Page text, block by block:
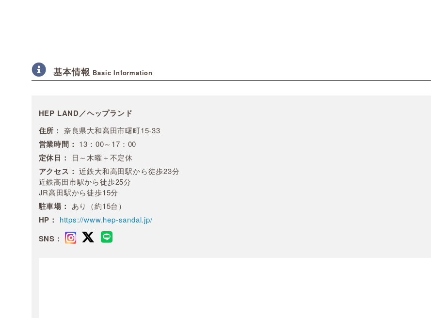
基本情報 Basic Information
HEP LAND／ヘップランド
住所： 奈良県大和高田市曙町15-33
営業時間： 13：00～17：00
定休日： 日～木曜＋不定休
アクセス： 近鉄大和高田駅から徒歩23分
近鉄高田市駅から徒歩25分
JR高田駅から徒歩15分
駐車場： あり（約15台）
HP： https://www.hep-sandal.jp/
SNS：